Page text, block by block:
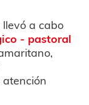
a cabo
- pastoral